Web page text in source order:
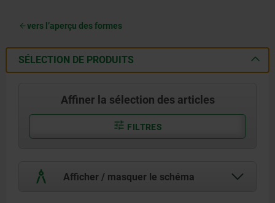
vers l’aperçu des formes
SÉLECTION DE PRODUITS
Affiner la sélection des articles
FILTRES
Afficher / masquer le schéma